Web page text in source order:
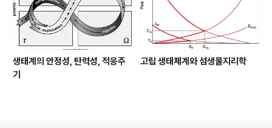
생태계의 안정성, 탄력성, 적응주
기
고립 생태체계와 섬생물지리학